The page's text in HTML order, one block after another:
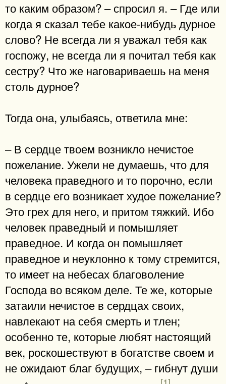
то каким образом? – спросил я. – Где или
когда я сказал тебе какое-нибудь дурное
слово? Не всегда ли я уважал тебя как
госпожу, не всегда ли я почитал тебя как
сестру? Что же наговариваешь на меня
столь дурное?
Тогда она, улыбаясь, ответила мне:
– В сердце твоем возникло нечистое
пожелание. Ужели не думаешь, что для
человека праведного и то порочно, если
в сердце его возникает худое пожелание?
Это грех для него, и притом тяжкий. Ибо
человек праведный и помышляет
праведное. И когда он помышляет
праведное и неуклонно к тому стремится,
то имеет на небесах благоволение
Господа во всяком деле. Те же, которые
затаили нечистое в сердцах своих,
навлекают на себя смерть и тлен;
особенно те, которые любят настоящий
век, роскошествуют в богатстве своем и
не ожидают благ будущих, – гибнут души